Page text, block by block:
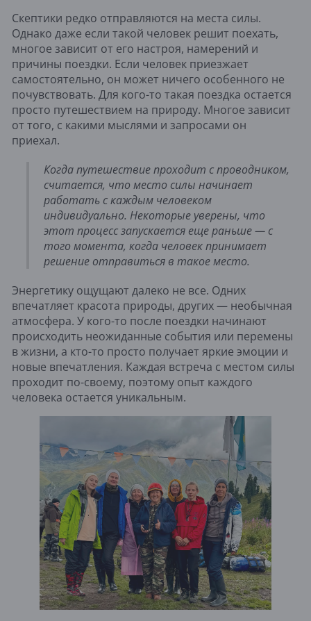
Скептики редко отправляются на места силы.
Однако даже если такой человек решит поехать,
многое зависит от его настроя, намерений и
причины поездки. Если человек приезжает
самостоятельно, он может ничего особенного не
почувствовать. Для кого-то такая поездка остается
просто путешествием на природу. Многое зависит
от того, с какими мыслями и запросами он
приехал.
Когда путешествие проходит с проводником,
считается, что место силы начинает
работать с каждым человеком
индивидуально. Некоторые уверены, что
этот процесс запускается еще раньше — с
того момента, когда человек принимает
решение отправиться в такое место.
Энергетику ощущают далеко не все. Одних
впечатляет красота природы, других — необычная
атмосфера. У кого-то после поездки начинают
происходить неожиданные события или перемены
в жизни, а кто-то просто получает яркие эмоции и
новые впечатления. Каждая встреча с местом силы
проходит по-своему, поэтому опыт каждого
человека остается уникальным.